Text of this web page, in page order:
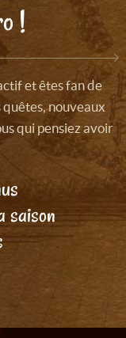
!
et êtes fan de
quêtes, nouveaux
qui pensiez avoir
saison